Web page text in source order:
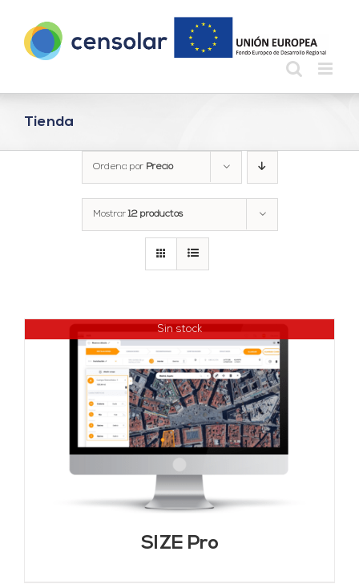
contenido
Tienda
Ordena por Precio
Mostrar12 productos
Sin stock
SIZE Pro